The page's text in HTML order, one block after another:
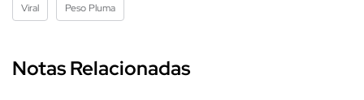
Viral Peso Pluma
Notas Relacionadas